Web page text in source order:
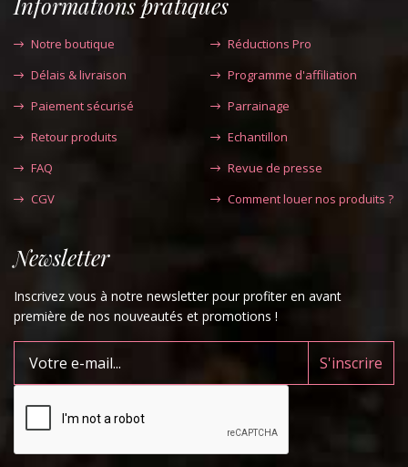
Notre boutique
Délais & livraison
Paiement sécurisé
Retour produits
FAQ
CGV
Réductions Pro
Programme d'affiliation
Parrainage
Echantillon
Revue de presse
Comment louer nos produits ?
Newsletter
Inscrivez vous à notre newsletter pour profiter en avant
première de nos nouveautés et promotions !